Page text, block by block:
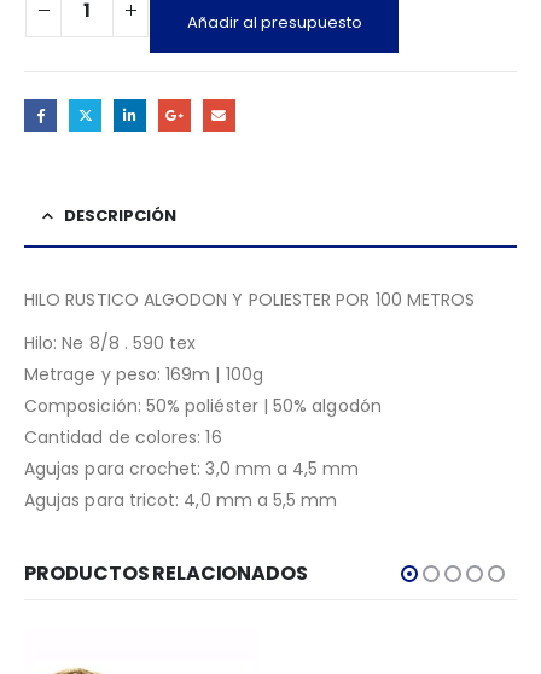
Añadir al presupuesto
DESCRIPCIÓN
HILO RUSTICO ALGODON Y POLIESTER POR 100 METROS
Hilo: Ne 8/8 . 590 tex
Metrage y peso: 169m | 100g
Composición: 50% poliéster | 50% algodón
Cantidad de colores: 16
Agujas para crochet: 3,0 mm a 4,5 mm
Agujas para tricot: 4,0 mm a 5,5 mm
PRODUCTOS RELACIONADOS